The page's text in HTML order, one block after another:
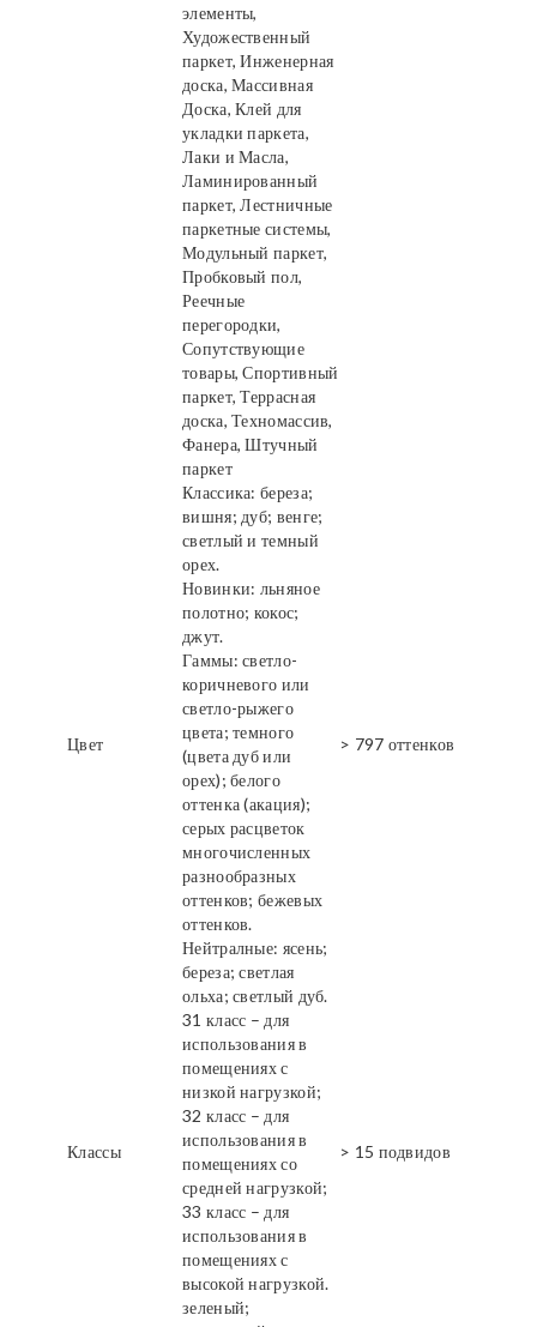
элементы,
Художественный
паркет, Инженерная
доска, Массивная
Доска, Клей для
укладки паркета,
Лаки и Масла,
Ламинированный
паркет, Лестничные
паркетные системы,
Модульный паркет,
Пробковый пол,
Реечные
перегородки,
Сопутствующие
товары, Спортивный
паркет, Террасная
доска, Техномассив,
Фанера, Штучный
паркет
Цвет
Классика: береза;
вишня; дуб; венге;
светлый и темный
орех.
Новинки: льняное
полотно; кокос;
джут.
Гаммы: светло-
коричневого или
светло-рыжего
цвета; темного
(цвета дуб или
орех); белого
оттенка (акация);
серых расцветок
многочисленных
разнообразных
оттенков; бежевых
оттенков.
Нейтралные: ясень;
береза; светлая
ольха; светлый дуб.
> 797 оттенков
Классы
31 класс – для
использования в
помещениях с
низкой нагрузкой;
32 класс – для
использования в
помещениях со
средней нагрузкой;
33 класс – для
использования в
помещениях с
высокой нагрузкой.
> 15 подвидов
зеленый;